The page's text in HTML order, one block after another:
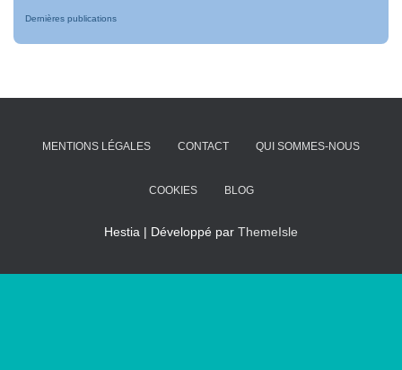
Dernières publications
MENTIONS LÉGALES CONTACT QUI SOMMES-NOUS
COOKIES BLOG
Hestia | Développé par ThemeIsle